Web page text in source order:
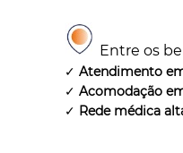
Entre os
✓Atendimento
✓Acomodação
✓ Rede médica